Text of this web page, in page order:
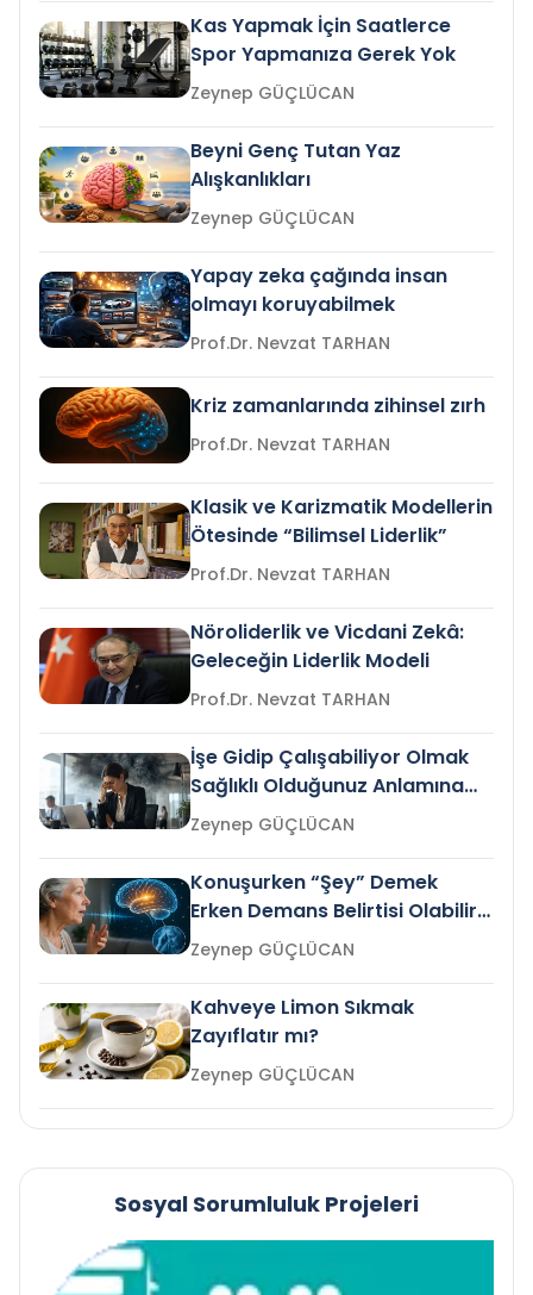
Kas Yapmak İçin Saatlerce
Spor Yapmanıza Gerek Yok
Zeynep GÜÇLÜCAN
Beyni Genç Tutan Yaz
Alışkanlıkları
Zeynep GÜÇLÜCAN
Yapay zeka çağında insan
olmayı koruyabilmek
Prof.Dr. Nevzat TARHAN
Kriz zamanlarında zihinsel zırh
Prof.Dr. Nevzat TARHAN
Klasik ve Karizmatik Modellerin
Ötesinde “Bilimsel Liderlik”
Prof.Dr. Nevzat TARHAN
Nöroliderlik ve Vicdani Zekâ:
Geleceğin Liderlik Modeli
Prof.Dr. Nevzat TARHAN
İşe Gidip Çalışabiliyor Olmak
Sağlıklı Olduğunuz Anlamına
Gelir mi?Zeynep GÜÇLÜCAN
Konuşurken “Şey” Demek
Erken Demans Belirtisi Olabilir
mi?
Zeynep GÜÇLÜCAN
Kahveye Limon Sıkmak
Zayıflatır mı?
Zeynep GÜÇLÜCAN
Sosyal Sorumluluk Projeleri